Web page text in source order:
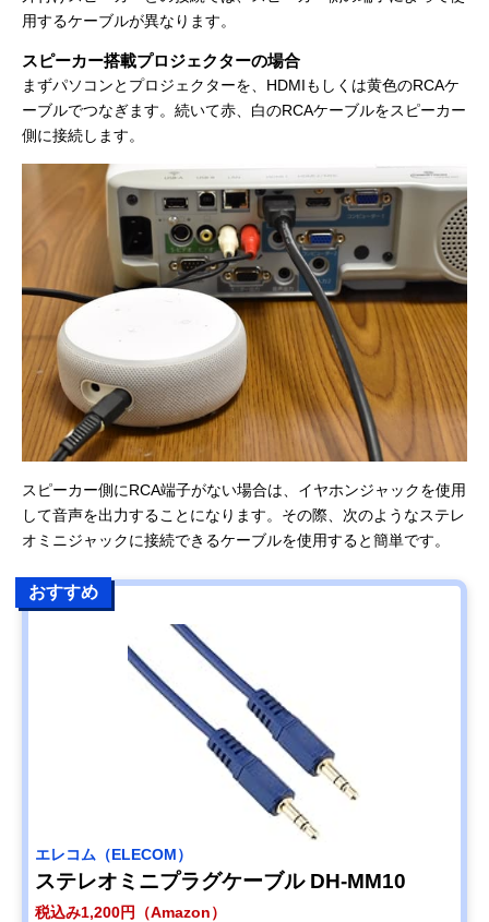
用するケーブルが異なります。
スピーカー搭載プロジェクターの場合
まずパソコンとプロジェクターを、HDMIもしくは黄色のRCAケ
ーブルでつなぎます。続いて赤、白のRCAケーブルをスピーカー
側に接続します。
スピーカー側にRCA端子がない場合は、イヤホンジャックを使用
して音声を出力することになります。その際、次のようなステレ
オミニジャックに接続できるケーブルを使用すると簡単です。
おすすめ
エレコム（ELECOM）
ステレオミニプラグケーブル DH-MM10
税込み1,200円（Amazon）